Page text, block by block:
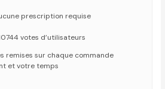
prescription requise
votes d’utilisateurs
remises sur chaque commande
et votre temps